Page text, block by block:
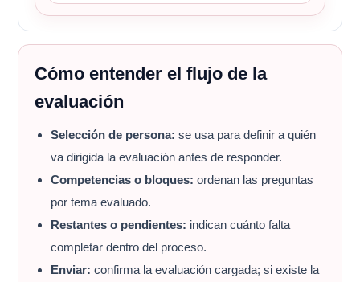
Cómo entender el flujo de la
evaluación
Selección de persona: se usa para definir a quién
va dirigida la evaluación antes de responder.
Competencias o bloques: ordenan las preguntas
por tema evaluado.
Restantes o pendientes: indican cuánto falta
completar dentro del proceso.
Enviar: confirma la evaluación cargada; si existe la